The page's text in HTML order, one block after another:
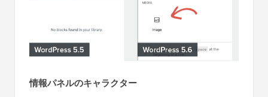
情報パネルのキャラクター